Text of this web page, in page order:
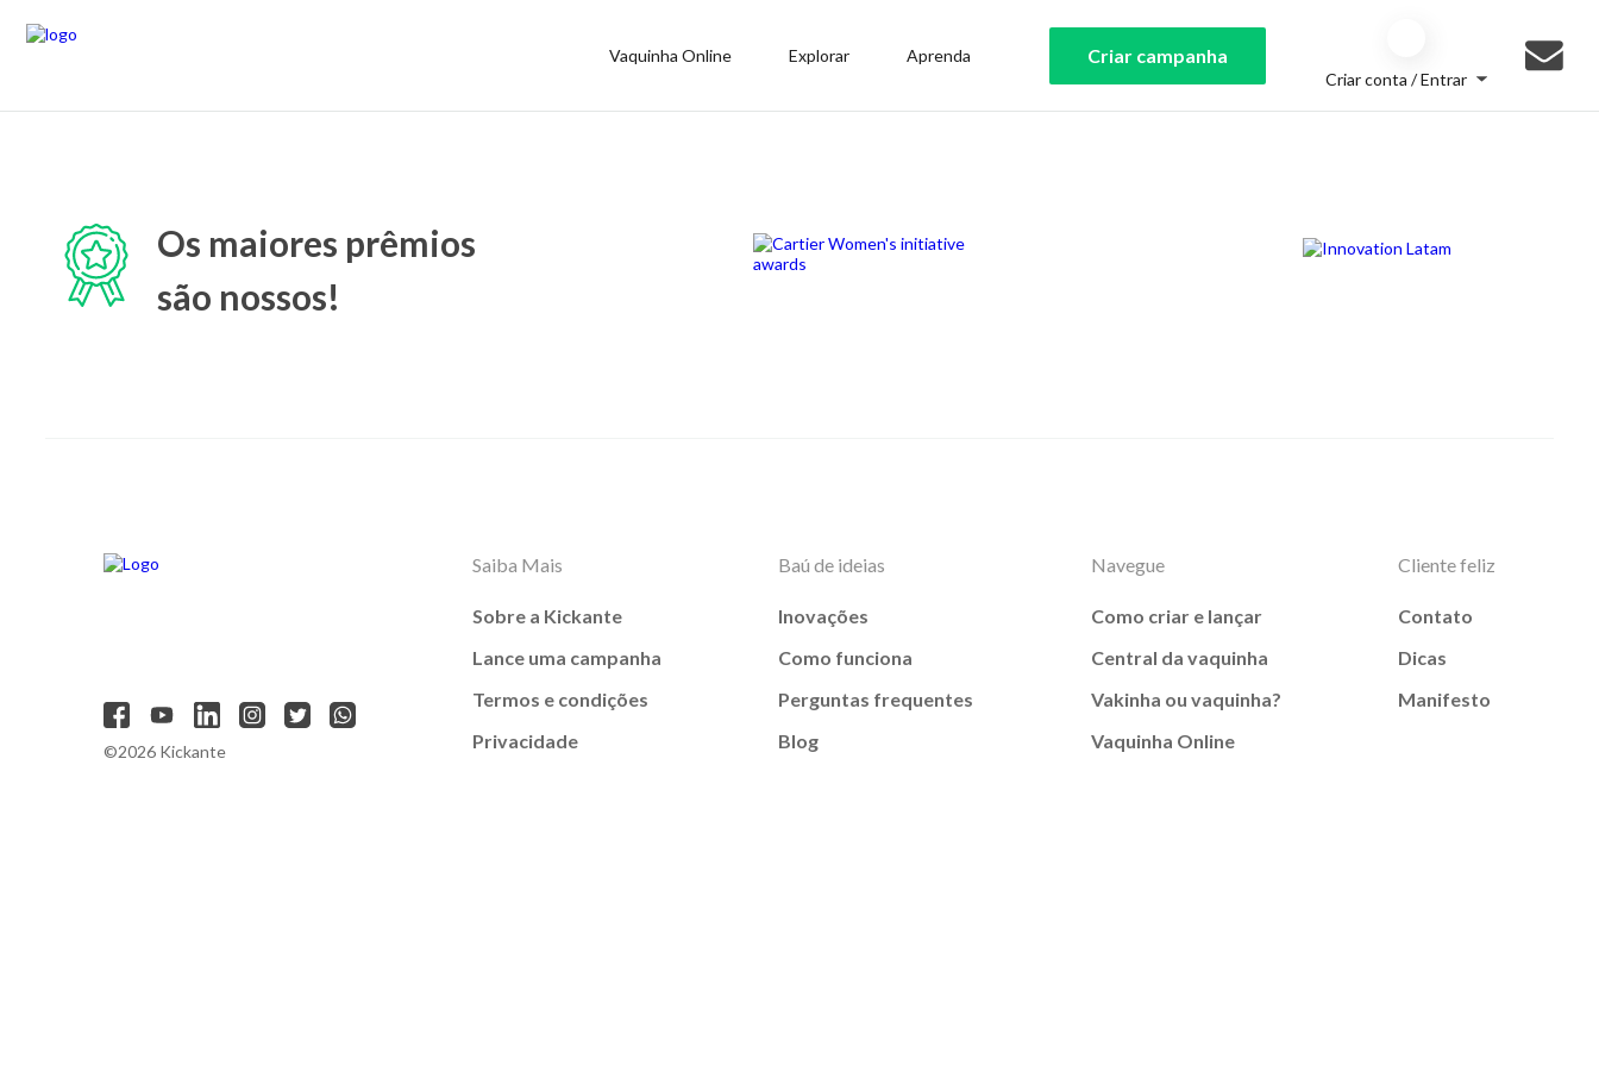
Vaquinha Online Explorar Aprenda Criar campanha
Criar conta / Entrar
Os maiores prêmios
são nossos!
©2026 Kickante
Saiba Mais
Sobre a Kickante
Lance uma campanha
Termos e condições
Privacidade
Baú de ideias
Inovações
Como funciona
Perguntas frequentes
Blog
Navegue
Como criar e lançar
Central da vaquinha
Vakinha ou vaquinha?
Vaquinha Online
Cliente feliz
Contato
Dicas
Manifesto